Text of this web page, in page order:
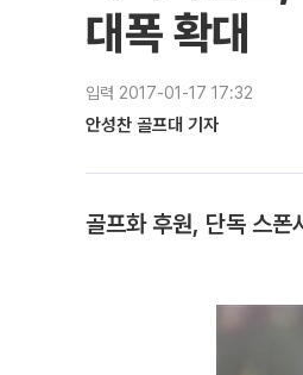
대폭 확대
입력 2017-01-17 17:32
안성찬 골프대 기자
골프화 후원, 단독 스폰